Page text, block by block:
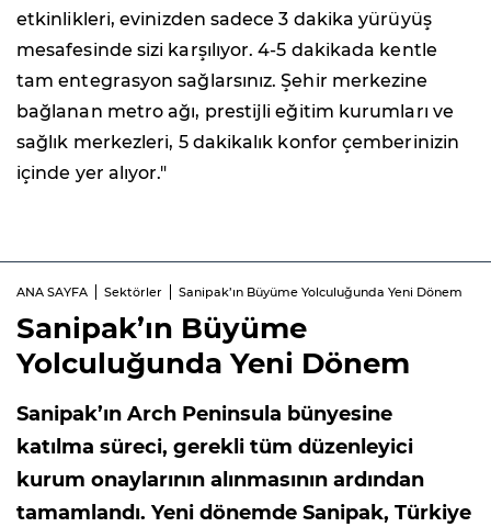
etkinlikleri, evinizden sadece 3 dakika yürüyüş
mesafesinde sizi karşılıyor. 4-5 dakikada kentle
tam entegrasyon sağlarsınız. Şehir merkezine
bağlanan metro ağı, prestijli eğitim kurumları ve
sağlık merkezleri, 5 dakikalık konfor çemberinizin
içinde yer alıyor."
ANA SAYFA Sektörler Sanipak’ın Büyüme Yolculuğunda Yeni Dönem
Sanipak’ın Büyüme
Yolculuğunda Yeni Dönem
Sanipak’ın Arch Peninsula bünyesine
katılma süreci, gerekli tüm düzenleyici
kurum onaylarının alınmasının ardından
tamamlandı. Yeni dönemde Sanipak, Türkiye